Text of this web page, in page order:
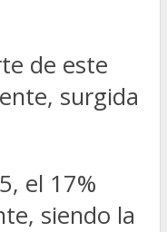
de este
surgida
el 17%
siendo la